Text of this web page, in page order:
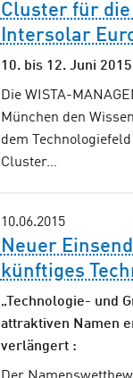
Cluster für
Intersolar
10. bis 12. Juni
Die WISTA-
München den
dem
Cluster…
10.06.2015
Neuer
künftiges
„Technologie- und
attraktiven Namen
verlängert :